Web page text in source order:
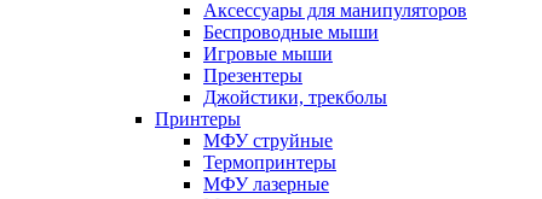
Аксессуары для манипуляторов
Беспроводные мыши
Игровые мыши
Презентеры
Джойстики, трекболы
Принтеры
МФУ струйные
Термопринтеры
МФУ лазерные